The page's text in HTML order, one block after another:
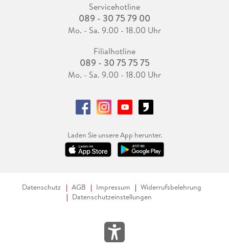
Servicehotline
089 - 30 75 79 00
Mo. - Sa. 9.00 - 18.00 Uhr
Filialhotline
089 - 30 75 75 75
Mo. - Sa. 9.00 - 18.00 Uhr
Laden Sie unsere App herunter.
Datenschutz AGB Impressum
Widerrufsbelehrung
Datenschutzeinstellungen